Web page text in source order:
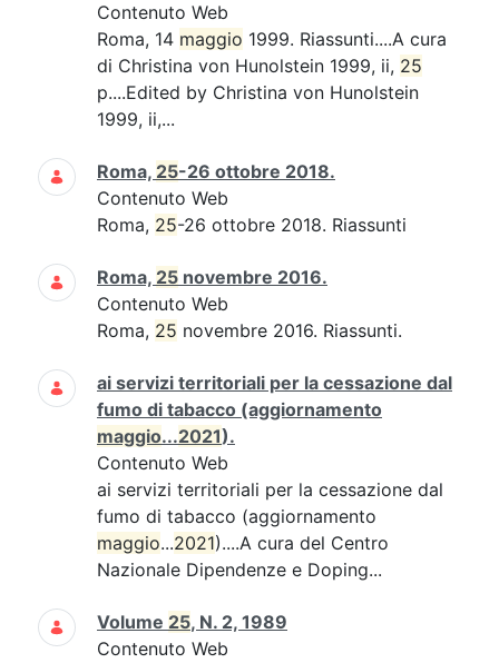
Contenuto Web
Roma, 14 maggio 1999. Riassunti....A cura
di Christina von Hunolstein 1999, ii, 25
p....Edited by Christina von Hunolstein
1999, ii,...
Roma, 25-26 ottobre 2018.
Contenuto Web
Roma, 25-26 ottobre 2018. Riassunti
Roma, 25 novembre 2016.
Contenuto Web
Roma, 25 novembre 2016. Riassunti.
ai servizi territoriali per la cessazione dal
fumo di tabacco (aggiornamento
maggio...2021).
Contenuto Web
ai servizi territoriali per la cessazione dal
fumo di tabacco (aggiornamento
maggio...2021)....A cura del Centro
Nazionale Dipendenze e Doping...
Volume 25, N. 2, 1989
Contenuto Web